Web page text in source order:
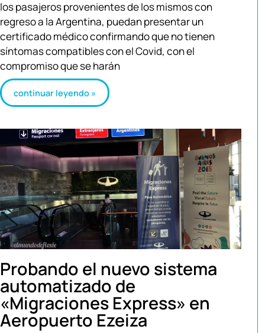
los pasajeros provenientes de los mismos con
regreso a la Argentina, puedan presentar un
certificado médico confirmando que no tienen
síntomas compatibles con el Covid, con el
compromiso que se harán
continuar leyendo »
Probando el nuevo sistema
automatizado de
«Migraciones Express» en
Aeropuerto Ezeiza